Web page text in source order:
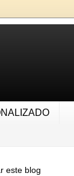
este blog